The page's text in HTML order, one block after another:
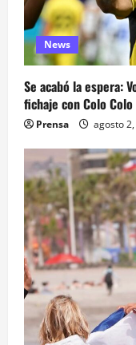
News
Se acabó la espera:
fichaje con Colo Colo
Prensa agosto